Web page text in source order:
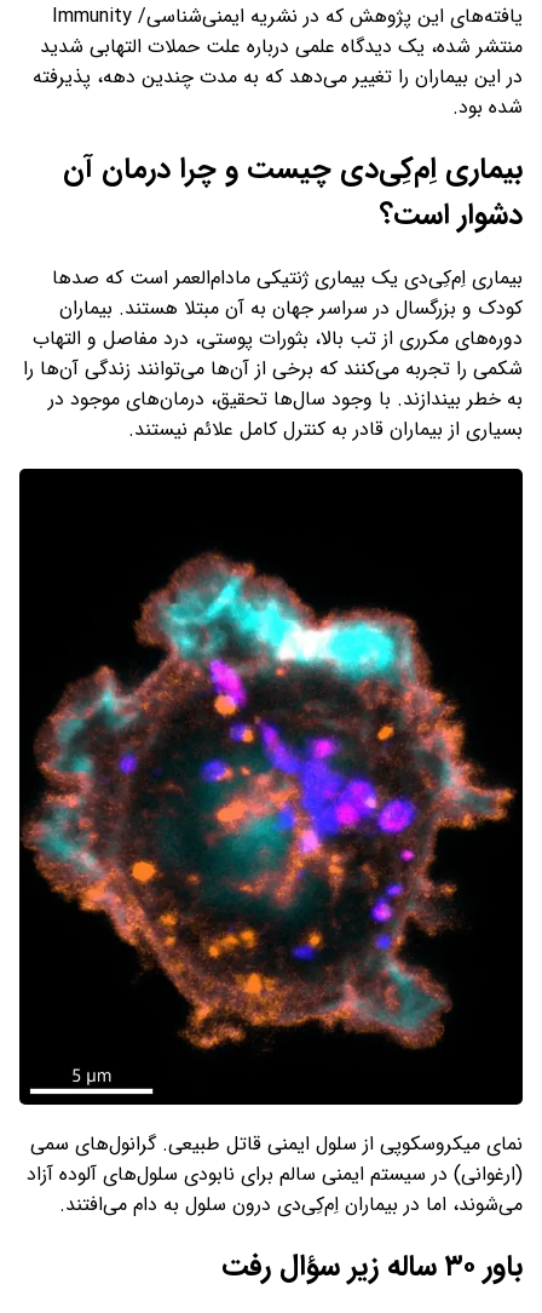
یافته‌های این پژوهش که در نشریه ایمنی‌شناسی/ Immunity
منتشر شده، یک دیدگاه علمی درباره علت حملات التهابی شدید
در این بیماران را تغییر می‌دهد که به مدت چندین دهه، پذیرفته
شده بود.
بیماری اِم‌کِی‌دی چیست و چرا درمان آن
دشوار است؟
بیماری اِم‌کِی‌دی یک بیماری ژنتیکی مادام‌العمر است که صدها
کودک و بزرگسال در سراسر جهان به ‌آن مبتلا هستند. بیماران
دوره‌های مکرری از تب بالا، بثورات پوستی، درد مفاصل و التهاب
شکمی را تجربه می‌کنند که برخی از آن‌ها می‌توانند زندگی آن‌ها را
به خطر بیندازند. با وجود سال‌ها تحقیق، درمان‌های موجود در
بسیاری از بیماران قادر به کنترل کامل علائم نیستند.
نمای میکروسکوپی از سلول ایمنی قاتل طبیعی. گرانول‌های سمی
(ارغوانی) در سیستم ایمنی سالم برای نابودی سلول‌های آلوده آزاد
می‌شوند، اما در بیماران اِم‌کِی‌دی درون سلول به دام می‌افتند.
باور ۳۰ ساله زیر سؤال رفت